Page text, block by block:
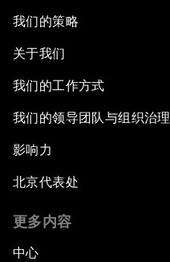
我们的策略
关于我们
我们的工作方式
我们的领导团队与组织治理
影响力
北京代表处
更多内容
中心